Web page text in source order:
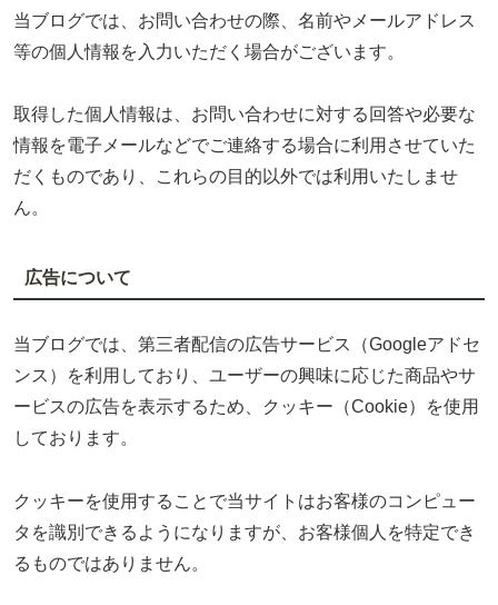
当ブログでは、お問い合わせの際、名前やメールアドレス
等の個人情報を入力いただく場合がございます。
取得した個人情報は、お問い合わせに対する回答や必要な
情報を電子メールなどでご連絡する場合に利用させていた
だくものであり、これらの目的以外では利用いたしませ
ん。
広告について
当ブログでは、第三者配信の広告サービス（Googleアドセ
ンス）を利用しており、ユーザーの興味に応じた商品やサ
ービスの広告を表示するため、クッキー（Cookie）を使用
しております。
クッキーを使用することで当サイトはお客様のコンピュー
タを識別できるようになりますが、お客様個人を特定でき
るものではありません。